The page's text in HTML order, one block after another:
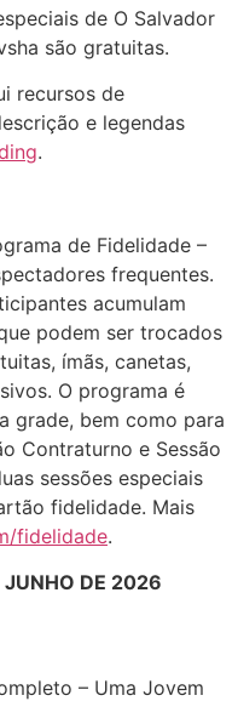
de O Salvador
são gratuitas.
recursos de
e legendas
.
de Fidelidade –
frequentes.
acumulam
podem ser trocados
ímãs, canetas,
O programa é
grade, bem como para
Contraturno e Sessão
sessões especiais
fidelidade. Mais
fidelidade.
JUNHO DE 2026
– Uma Jovem